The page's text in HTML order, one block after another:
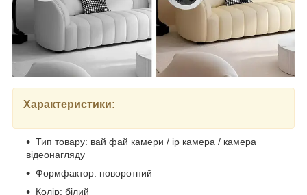
Характеристики:
Тип товару: вай фай камери / ip камера / камера
відеонагляду
Формфактор: поворотний
Колір: білий